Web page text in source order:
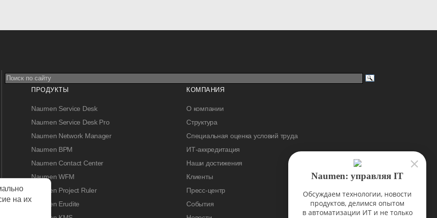
ПРОДУКТЫ
Naumen Service Desk
Naumen Service Desk Pro
Naumen Network Manager
Naumen BPM
Naumen Contact Center
Naumen WFM
Naumen Project Ruler
Naumen Erudite
КОМПАНИЯ
О компании
Структура
Специальная оценка условий труда
ИТ-аккредитация
Наши достижения
Клиенты
Пресс-центр
События
на их
Naumen: управляя IT
Обсуждаем технологии, новости
продуктов, делимся опытом
в автоматизации ИТ и не только